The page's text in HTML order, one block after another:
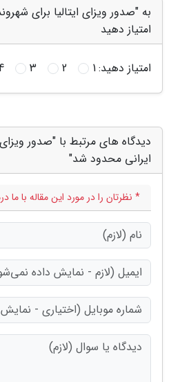
به "صدور ویزای ایتالیا برای
امتیاز دهید
امتیاز دهید:1
2
3
دیدگاه های مرتبط با "صدور ویزای
ایرانی محدود شد"
* نظرتان را در مورد این مقاله با ما